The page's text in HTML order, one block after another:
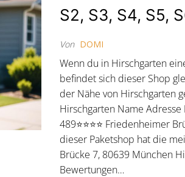
S2, S3, S4, S5,
Von DOMI
Wenn du in Hirschgarten
befindet sich dieser Shop
der Nähe von Hirschgarten
Hirschgarten Name Adresse
489⭐⭐⭐⭐ Friedenheimer
dieser Paketshop hat die
Brücke 7, 80639 München
Bewertungen…